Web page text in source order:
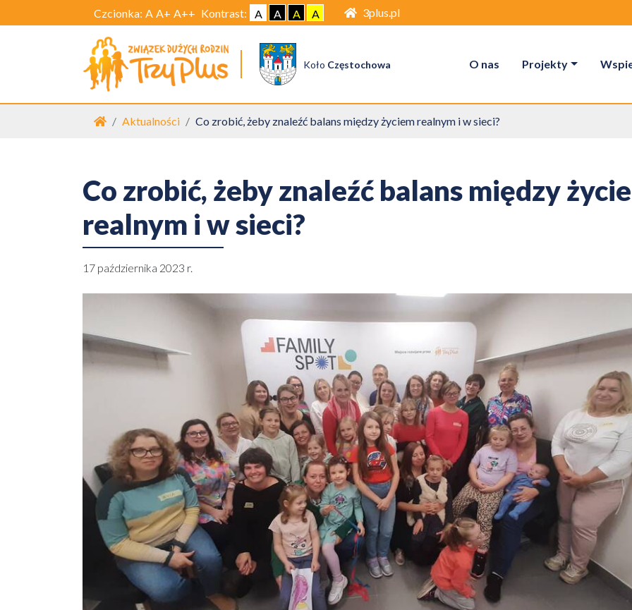
Czcionka: A A+ A++ Kontrast: A A A A 3plus.pl
Koło Częstochowa O nas Projekty
Strona główna
Aktualności Co zrobić, żeby znaleźć balans między życiem realnym i w sieci?
Co zrobić, żeby znaleźć balans między
realnym i w sieci?
17 października 2023 r.